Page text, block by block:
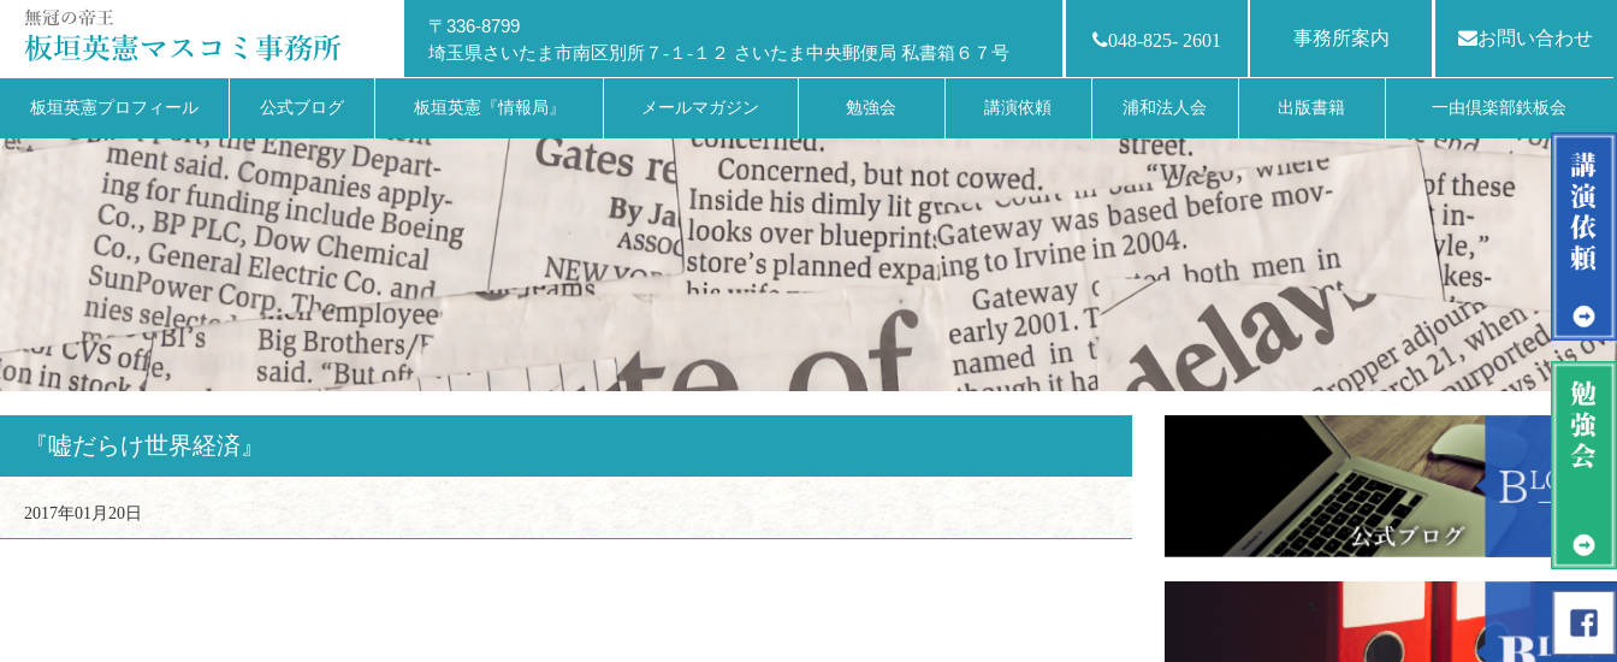
〒336-8799
埼玉県さいたま市南区別所７-１-１２ さいたま中央郵便局 私書箱６７号
048-825- 2601 事務所案内 お問い合わせ
板垣英憲プロフィール 公式ブログ 板垣英憲『情報局』 メールマガジン 勉強会 講演依頼 浦和法人会 出版書籍 一由倶楽部鉄板会
『嘘だらけ世界経済』
2017年01月20日